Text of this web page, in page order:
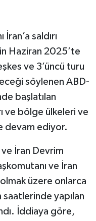
saldırı
Haziran 2025’te
ve 3’üncü turu
söylenen ABD-
başlatılan
ve bölge ülkeleri ve
devam ediyor.
ve İran Devrim
ve İran
üzere onlarca
saatlerinde yapılan
İddiaya göre,